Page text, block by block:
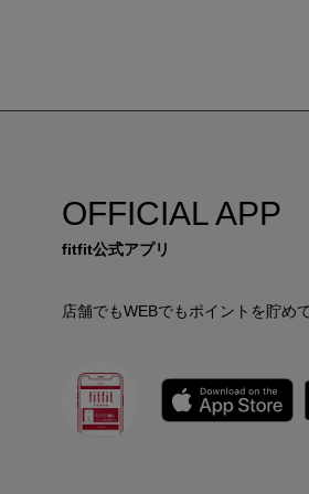
OFFICIAL APP
fitfit公式アプリ
店舗でもWEBでもポイントを貯め